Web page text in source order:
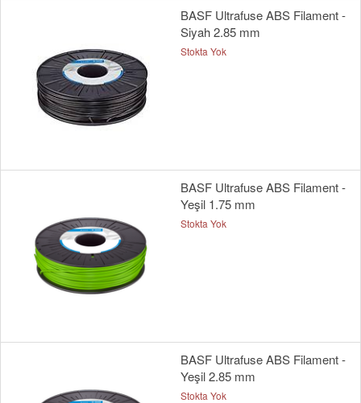
BASF Ultrafuse ABS Filament -
Siyah 2.85 mm
Stokta Yok
BASF Ultrafuse ABS Filament -
Yeşil 1.75 mm
Stokta Yok
BASF Ultrafuse ABS Filament -
Yeşil 2.85 mm
Stokta Yok